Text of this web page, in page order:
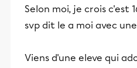
Selon moi, je crois c'est
svp dit le a moi avec
Viens d'une eleve qui